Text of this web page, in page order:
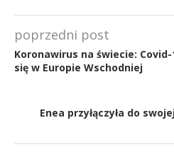
poprzedni post
Koronawirus na świecie:
się w Europie Wschodniej
Enea przyłączyła do